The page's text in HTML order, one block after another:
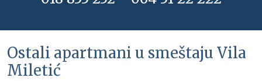
Ostali apartmani u smeštaju Vila
Miletić